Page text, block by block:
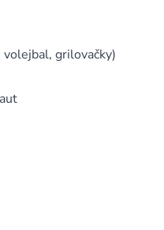
volejbal, grilovačky)